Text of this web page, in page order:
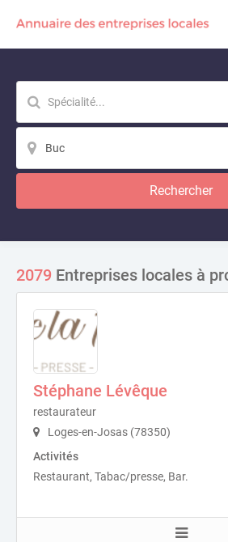
Rechercher
2079 Entreprises locales à
Stéphane Lévêque
restaurateur
Loges-en-Josas (78350)
Activités
Restaurant, Tabac/presse, Bar.